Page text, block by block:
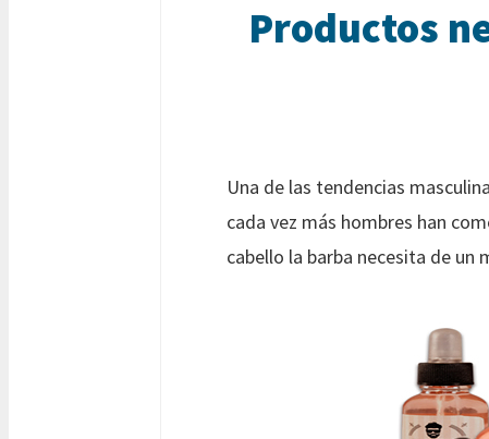
Productos
Una de las tendencias
cada vez más hombres han
cabello la barba necesita de